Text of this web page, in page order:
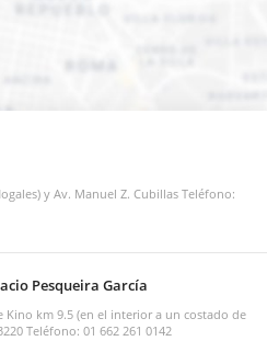
y Av. Manuel Z. Cubillas Teléfono:
Pesqueira García
Kino km 9.5 (en el interior a un costado de
Teléfono: 01 662 261 0142